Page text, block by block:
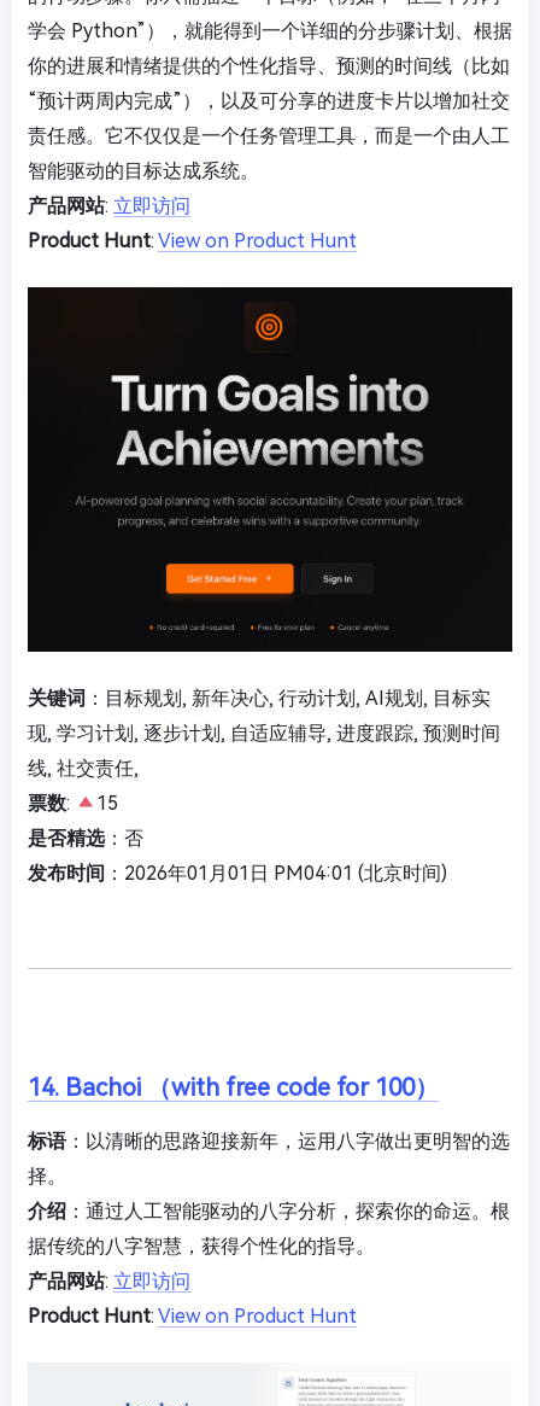
学会 Python”），就能得到一个详细的分步骤计划、根据
你的进展和情绪提供的个性化指导、预测的时间线（比如
“预计两周内完成”），以及可分享的进度卡片以增加社交
责任感。它不仅仅是一个任务管理工具，而是一个由人工
智能驱动的目标达成系统。
产品网站: 立即访问
Product Hunt: View on Product Hunt
关键词 ：目标规划, 新年决心, 行动计划, AI规划, 目标实
现, 学习计划, 逐步计划, 自适应辅导, 进度跟踪, 预测时间
线, 社交责任,
票数:
15
是否精选：否
发布时间 ：2026年01月01日 PM04:01 (北京时间)
14. Bachoi （with free code for 100）
标语：以清晰的思路迎接新年，运用八字做出更明智的选
择。
介绍 ：通过人工智能驱动的八字分析，探索你的命运。根
据传统的八字智慧，获得个性化的指导。
产品网站: 立即访问
Product Hunt: View on Product Hunt